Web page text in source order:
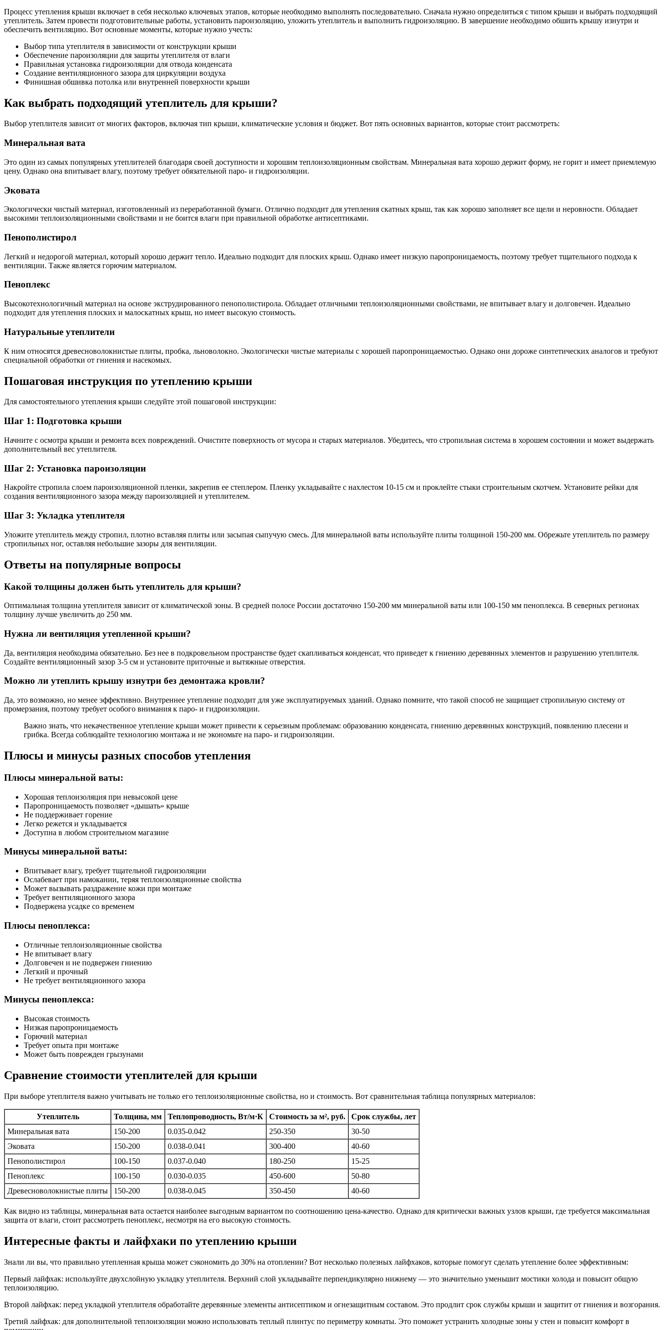
Процесс утепления крыши включает в себя несколько ключевых этапов, которые необходимо выполнять последовательно. Сначала нужно определиться с типом крыши и выбрать подходящий
утеплитель. Затем провести подготовительные работы, установить пароизоляцию, уложить утеплитель и выполнить гидроизоляцию. В завершение необходимо обшить крышу изнутри и
обеспечить вентиляцию. Вот основные моменты, которые нужно учесть:
Выбор типа утеплителя в зависимости от конструкции крыши
Обеспечение пароизоляции для защиты утеплителя от влаги
Правильная установка гидроизоляции для отвода конденсата
Создание вентиляционного зазора для циркуляции воздуха
Финишная обшивка потолка или внутренней поверхности крыши
Как выбрать подходящий утеплитель для крыши?
Выбор утеплителя зависит от многих факторов, включая тип крыши, климатические условия и бюджет. Вот пять основных вариантов, которые стоит рассмотреть:
Минеральная вата
Это один из самых популярных утеплителей благодаря своей доступности и хорошим теплоизоляционным свойствам. Минеральная вата хорошо держит форму, не горит и имеет приемлемую
цену. Однако она впитывает влагу, поэтому требует обязательной паро- и гидроизоляции.
Эковата
Экологически чистый материал, изготовленный из переработанной бумаги. Отлично подходит для утепления скатных крыш, так как хорошо заполняет все щели и неровности. Обладает
высокими теплоизоляционными свойствами и не боится влаги при правильной обработке антисептиками.
Пенополистирол
Легкий и недорогой материал, который хорошо держит тепло. Идеально подходит для плоских крыш. Однако имеет низкую паропроницаемость, поэтому требует тщательного подхода к
вентиляции. Также является горючим материалом.
Пеноплекс
Высокотехнологичный материал на основе экструдированного пенополистирола. Обладает отличными теплоизоляционными свойствами, не впитывает влагу и долговечен. Идеально
подходит для утепления плоских и малоскатных крыш, но имеет высокую стоимость.
Натуральные утеплители
К ним относятся древесноволокнистые плиты, пробка, льноволокно. Экологически чистые материалы с хорошей паропроницаемостью. Однако они дороже синтетических аналогов и требуют
специальной обработки от гниения и насекомых.
Пошаговая инструкция по утеплению крыши
Для самостоятельного утепления крыши следуйте этой пошаговой инструкции:
Шаг 1: Подготовка крыши
Начните с осмотра крыши и ремонта всех повреждений. Очистите поверхность от мусора и старых материалов. Убедитесь, что стропильная система в хорошем состоянии и может выдержать
дополнительный вес утеплителя.
Шаг 2: Установка пароизоляции
Накройте стропила слоем пароизоляционной пленки, закрепив ее степлером. Пленку укладывайте с нахлестом 10-15 см и проклейте стыки строительным скотчем. Установите рейки для
создания вентиляционного зазора между пароизоляцией и утеплителем.
Шаг 3: Укладка утеплителя
Уложите утеплитель между стропил, плотно вставляя плиты или засыпая сыпучую смесь. Для минеральной ваты используйте плиты толщиной 150-200 мм. Обрежьте утеплитель по размеру
стропильных ног, оставляя небольшие зазоры для вентиляции.
Ответы на популярные вопросы
Какой толщины должен быть утеплитель для крыши?
Оптимальная толщина утеплителя зависит от климатической зоны. В средней полосе России достаточно 150-200 мм минеральной ваты или 100-150 мм пеноплекса. В северных регионах
толщину лучше увеличить до 250 мм.
Нужна ли вентиляция утепленной крыши?
Да, вентиляция необходима обязательно. Без нее в подкровельном пространстве будет скапливаться конденсат, что приведет к гниению деревянных элементов и разрушению утеплителя.
Создайте вентиляционный зазор 3-5 см и установите приточные и вытяжные отверстия.
Можно ли утеплить крышу изнутри без демонтажа кровли?
Да, это возможно, но менее эффективно. Внутреннее утепление подходит для уже эксплуатируемых зданий. Однако помните, что такой способ не защищает стропильную систему от
промерзания, поэтому требует особого внимания к паро- и гидроизоляции.
Важно знать, что некачественное утепление крыши может привести к серьезным проблемам: образованию конденсата, гниению деревянных конструкций, появлению плесени и
грибка. Всегда соблюдайте технологию монтажа и не экономьте на паро- и гидроизоляции.
Плюсы и минусы разных способов утепления
Плюсы минеральной ваты:
Хорошая теплоизоляция при невысокой цене
Паропроницаемость позволяет «дышать» крыше
Не поддерживает горение
Легко режется и укладывается
Доступна в любом строительном магазине
Минусы минеральной ваты:
Впитывает влагу, требует тщательной гидроизоляции
Ослабевает при намокании, теряя теплоизоляционные свойства
Может вызывать раздражение кожи при монтаже
Требует вентиляционного зазора
Подвержена усадке со временем
Плюсы пеноплекса:
Отличные теплоизоляционные свойства
Не впитывает влагу
Долговечен и не подвержен гниению
Легкий и прочный
Не требует вентиляционного зазора
Минусы пеноплекса:
Высокая стоимость
Низкая паропроницаемость
Горючий материал
Требует опыта при монтаже
Может быть поврежден грызунами
Сравнение стоимости утеплителей для крыши
При выборе утеплителя важно учитывать не только его теплоизоляционные свойства, но и стоимость. Вот сравнительная таблица популярных материалов:
Утеплитель Толщина, мм Теплопроводность, Вт/м·К Стоимость за м², руб.
Срок службы, лет
Минеральная вата
150-200 0.035-0.042 250-350
30-50
Эковата
150-200 0.038-0.041 300-400
40-60
Пенополистирол
100-150 0.037-0.040 180-250
15-25
Пеноплекс
100-150 0.030-0.035 450-600
50-80
Древесноволокнистые плиты
150-200 0.038-0.045 350-450 40-60
Как видно из таблицы, минеральная вата остается наиболее выгодным вариантом по соотношению цена-качество. Однако для критически важных узлов крыши, где требуется максимальная
защита от влаги, стоит рассмотреть пеноплекс, несмотря на его высокую стоимость.
Интересные факты и лайфхаки по утеплению крыши
Знали ли вы, что правильно утепленная крыша может сэкономить до 30% на отоплении? Вот несколько полезных лайфхаков, которые помогут сделать утепление более эффективным:
Первый лайфхак: используйте двухслойную укладку утеплителя. Верхний слой укладывайте перпендикулярно нижнему — это значительно уменьшит мостики холода и повысит общую
теплоизоляцию.
Второй лайфхак: перед укладкой утеплителя обработайте деревянные элементы антисептиком и огнезащитным составом. Это продлит срок службы крыши и защитит от гниения и возгорания.
Третий лайфхак: для дополнительной теплоизоляции можно использовать теплый плинтус по периметру комнаты. Это поможет устранить холодные зоны у стен и повысит комфорт в